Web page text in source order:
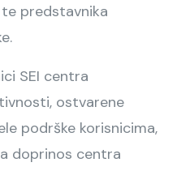
te predstavnika
SEI centra
ostvarene
podrške korisnicima,
doprinos centra